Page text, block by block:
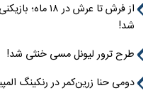
از فرش تا عرش
شد!
طرح ترور لیونل مسی خنثی شد!
دومی حنا زرین‌کمر در رنکینگ